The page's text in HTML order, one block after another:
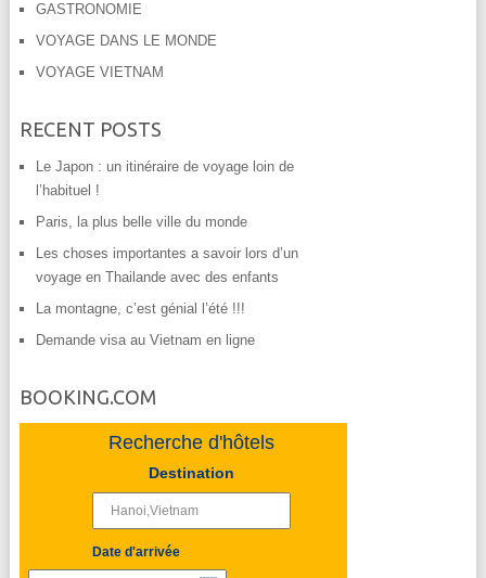
GASTRONOMIE
VOYAGE DANS LE MONDE
VOYAGE VIETNAM
RECENT POSTS
Le Japon : un itinéraire de voyage loin de
l’habituel !
Paris, la plus belle ville du monde
Les choses importantes a savoir lors d’un
voyage en Thailande avec des enfants
La montagne, c’est génial l’été !!!
Demande visa au Vietnam en ligne
BOOKING.COM
Recherche d'hôtels
Destination
Date d'arrivée